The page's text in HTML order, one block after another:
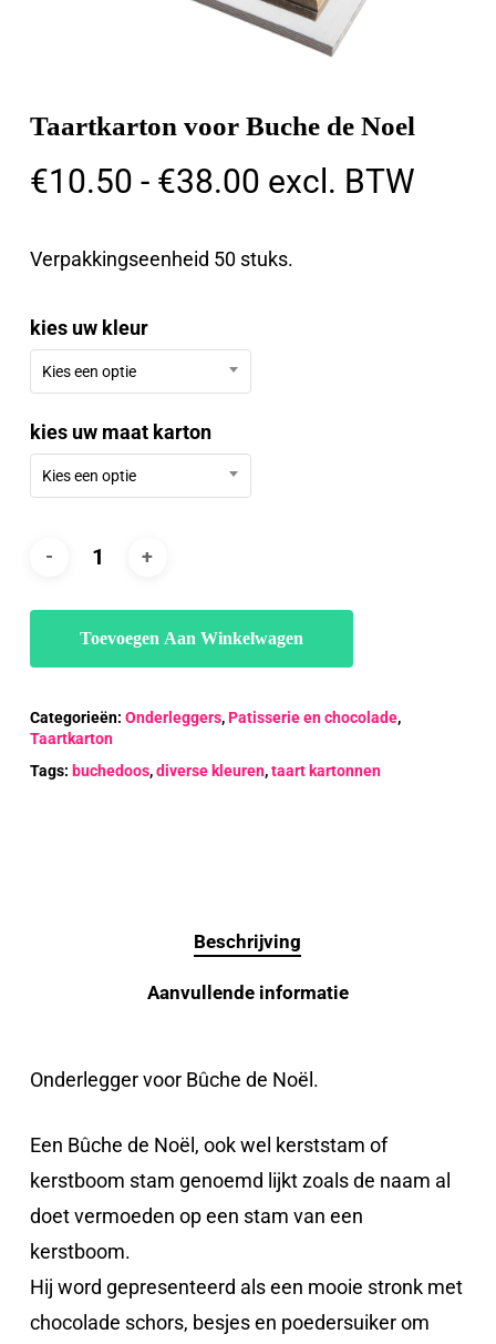
Taartkarton voor Buche de Noel
€10.50 - €38.00Prijsklasse:
tot
€38.00
excl. BTW
Verpakkingseenheid 50 stuks.
kies uw kleur
Kies een optie
kies uw maat karton
Kies een optie
Toevoegen Aan Winkelwagen
Categorieën: Onderleggers,Patisserie en chocolade,
Taartkarton
Tags: buchedoos,diverse kleuren,taart kartonnen
Beschrijving
Aanvullende informatie
Onderlegger voor Bûche de Noël.
Een Bûche de Noël, ook wel kerststam of
kerstboom stam genoemd lijkt zoals de naam al
doet vermoeden op een stam van een
kerstboom.
Hij word gepresenteerd als een mooie stronk met
chocolade schors, besjes en poedersuiker om